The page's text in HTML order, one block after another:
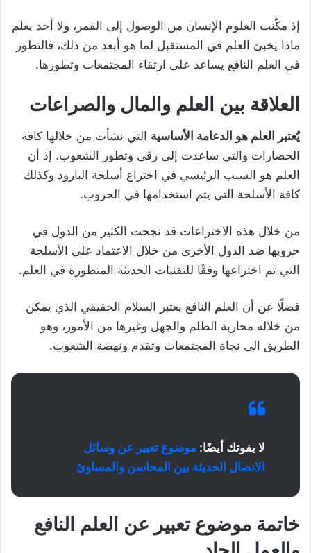
إذ مكّنت العلوم الإنسان من الوصول إلى القمر، ولا أحد يعلم
ماذا يخبئ العلم في المستقبل لما هو أبعد من ذلك، فالتطور
في العلم النافع يساعد على ارتقاء المجتمعات وتطورها.
العلاقة بين العلم والمال والصراعات
يُعتبر العلم هو الدعامة الأساسية التي نشأت من خلالها كافة
الحضارات والتي ساعدت إلى رقي وتطور الشعوب، إذ أن
العلم هو السبب الرئيسي في اختراع أسلحة البارود وكذلك
كافة الأسلحة التي يتم استخدامها في الحروب.
من خلال هذه الاختراعات قد نجحت الكثير من الدول في
حروبها ضد الدول الأخرى من خلال الاعتماد على الأسلحة
التي تم اختراعها وفقّا للتقنيات الحديثة المتطورة في العلم.
فضلًا عن أن العلم النافع يعتبر السلام الحقيقي الذي يمكن
من خلاله محاربة الظلم والجهل وغيرها من الأمور، وهو
الطريق الى نجاة المجتمعات وتقدم ونهضة الشعوب.
لا يفوتك أيضًا: موضوع تعبير عن وسائل
الاتصال الحديثة بين المحاسن والمساوئ
خاتمة موضوع تعبير عن العلم النافع